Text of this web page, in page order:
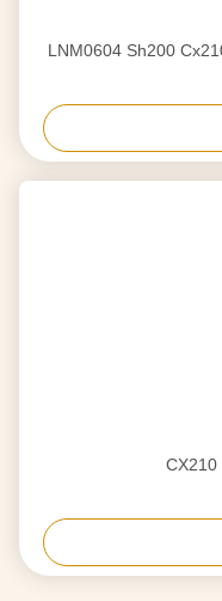
LNM0604 Sh200 Cx210 เกียร์ลดการเดินทาง LC00222 LS00222 LDN0188 LNM0604